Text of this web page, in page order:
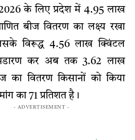
के लिए प्रदेश में 4.95 लाख
बीज वितरण का लक्ष्य रखा
विरूद्ध 4.56 लाख क्विंटल
कर अब तक 3.62 लाख
का वितरण किसानों को किया
का 71 प्रतिशत है।
- ADVERTISEMENT -